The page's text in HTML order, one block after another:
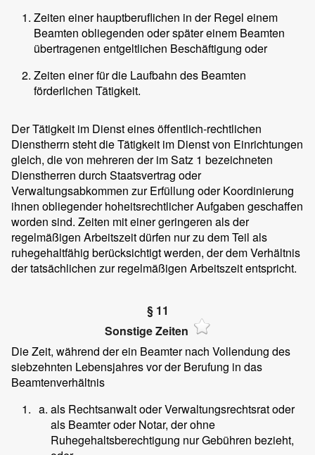
Zeiten einer hauptberuflichen in der Regel einem
Beamten obliegenden oder später einem Beamten
übertragenen entgeltlichen Beschäftigung oder
Zeiten einer für die Laufbahn des Beamten
förderlichen Tätigkeit.
Der Tätigkeit im Dienst eines öffentlich-rechtlichen
Dienstherrn steht die Tätigkeit im Dienst von Einrichtungen
gleich, die von mehreren der im Satz 1 bezeichneten
Dienstherren durch Staatsvertrag oder
Verwaltungsabkommen zur Erfüllung oder Koordinierung
ihnen obliegender hoheitsrechtlicher Aufgaben geschaffen
worden sind. Zeiten mit einer geringeren als der
regelmäßigen Arbeitszeit dürfen nur zu dem Teil als
ruhegehaltfähig berücksichtigt werden, der dem Verhältnis
der tatsächlichen zur regelmäßigen Arbeitszeit entspricht.
§ 11
Sonstige Zeiten
Die Zeit, während der ein Beamter nach Vollendung des
siebzehnten Lebensjahres vor der Berufung in das
Beamtenverhältnis
als Rechtsanwalt oder Verwaltungsrechtsrat oder
als Beamter oder Notar, der ohne
Ruhegehaltsberechtigung nur Gebühren bezieht,